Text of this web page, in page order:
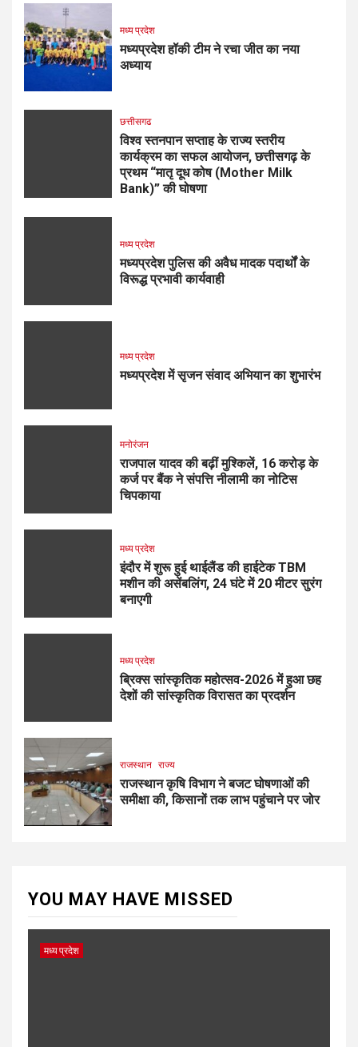
मध्य प्रदेश
मध्यप्रदेश हॉकी टीम ने रचा जीत का नया
अध्याय
छत्तीसगढ
विश्व स्तनपान सप्ताह के राज्य स्तरीय
कार्यक्रम का सफल आयोजन, छत्तीसगढ़ के
प्रथम “मातृ दूध कोष (Mother Milk
Bank)” की घोषणा
मध्य प्रदेश
मध्यप्रदेश पुलिस की अवैध मादक पदार्थों के
विरूद्ध प्रभावी कार्यवाही
मध्य प्रदेश
मध्यप्रदेश में सृजन संवाद अभियान का शुभारंभ
मनोरंजन
राजपाल यादव की बढ़ीं मुश्किलें, ₹16 करोड़ के
कर्ज पर बैंक ने संपत्ति नीलामी का नोटिस
चिपकाया
मध्य प्रदेश
इंदौर में शुरू हुई थाईलैंड की हाईटेक TBM
मशीन की असेंबलिंग, 24 घंटे में 20 मीटर सुरंग
बनाएगी
मध्य प्रदेश
ब्रिक्स सांस्कृतिक महोत्सव-2026 में हुआ छह
देशों की सांस्कृतिक विरासत का प्रदर्शन
राजस्थान राज्य
राजस्थान कृषि विभाग ने बजट घोषणाओं की
समीक्षा की, किसानों तक लाभ पहुंचाने पर जोर
YOU MAY HAVE MISSED
मध्य प्रदेश